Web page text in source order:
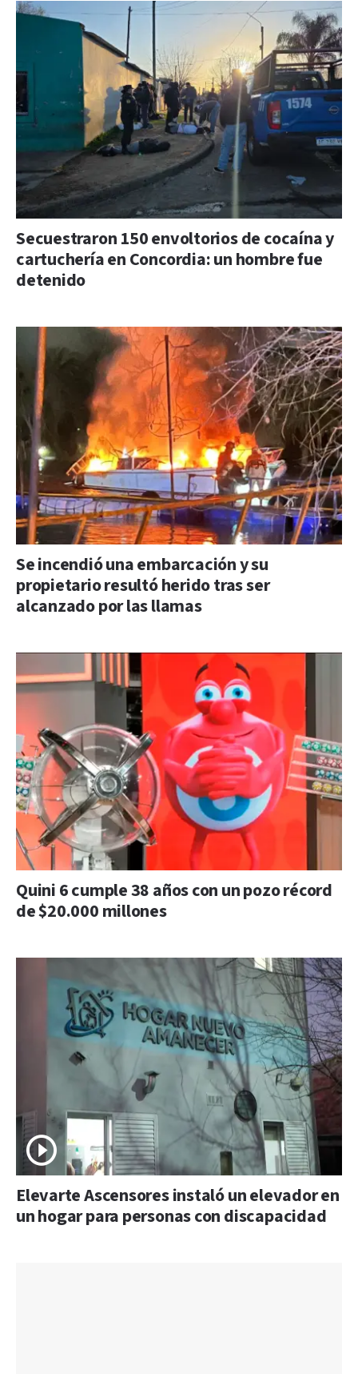
Secuestraron 150 envoltorios de cocaína y
cartuchería en Concordia: un hombre fue
detenido
Se incendió una embarcación y su
propietario resultó herido tras ser
alcanzado por las llamas
Quini 6 cumple 38 años con un pozo récord
de $20.000 millones
Elevarte Ascensores instaló un elevador en
un hogar para personas con discapacidad